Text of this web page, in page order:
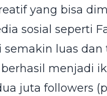
yang bisa
sosial seperti
luas dan
menjadi
juta followers